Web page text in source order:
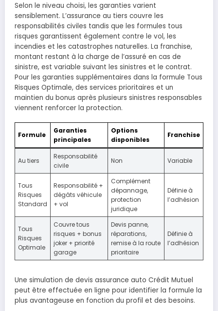
Selon le niveau choisi, les garanties varient
sensiblement. L’assurance au tiers couvre les
responsabilités civiles tandis que les formules tous
risques garantissent également contre le vol, les
incendies et les catastrophes naturelles. La franchise,
montant restant à la charge de l’assuré en cas de
sinistre, est variable suivant les sinistres et le contrat.
Pour les garanties supplémentaires dans la formule Tous
Risques Optimale, des services prioritaires et un
maintien du bonus après plusieurs sinistres responsables
viennent renforcer la protection.
Formule
Garanties
principales
Options
disponibles
Franchise
Au tiers
Responsabilité
civile
Non Variable
Tous
Risques
Standard
Responsabilité +
dégâts véhicule
+ vol
Complément
dépannage,
protection
juridique
Définie à
l’adhésion
Tous
Risques
Optimale
Couvre tous
risques + bonus
joker + priorité
garage
Devis panne,
réparations,
remise à la route
prioritaire
Définie à
l’adhésion
Une simulation de devis assurance auto Crédit Mutuel
peut être effectuée en ligne pour identifier la formule la
plus avantageuse en fonction du profil et des besoins.